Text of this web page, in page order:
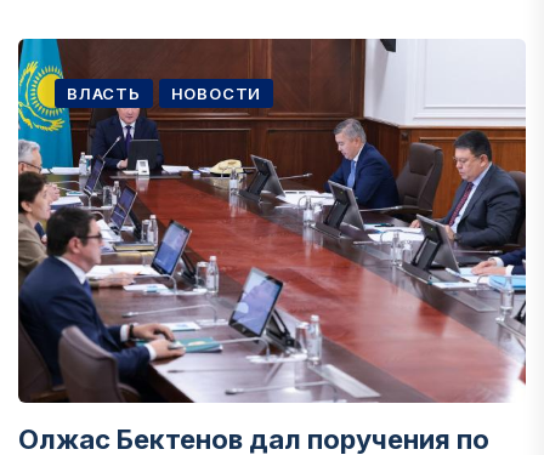
ВЛАСТЬ НОВОСТИ
Олжас Бектенов дал поручения по